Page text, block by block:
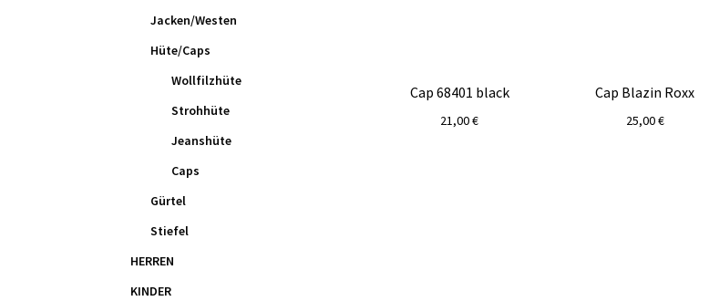
Cap 68401 black
21,00€
Cap Blazin Roxx
25,00€
Jacken/Westen
Hüte/Caps
Wollfilzhüte
Strohhüte
Jeanshüte
Caps
Gürtel
Stiefel
HERREN
KINDER